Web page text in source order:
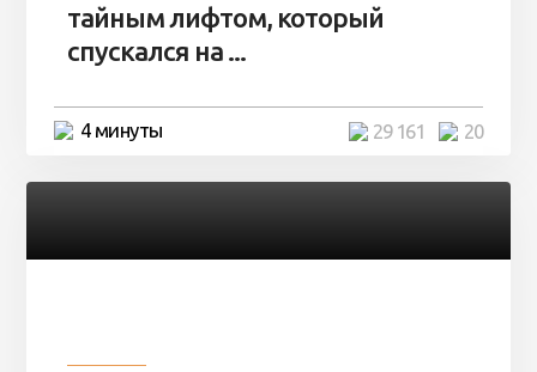
тайным лифтом, который
спускался на ...
4 минуты 20
29 161